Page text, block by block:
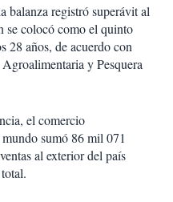
balanza registró superávit al
se colocó como el quinto
28 años, de acuerdo con
y Pesquera
el comercio
sumó 86 mil 071
al exterior del país